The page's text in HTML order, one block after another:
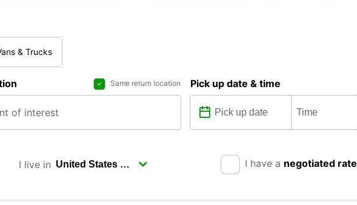
& Trucks
Same return location Pick up date & time
I live in I have a negotiated rate